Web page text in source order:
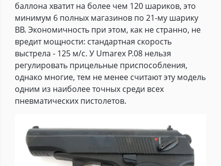
баллона хватит на более чем 120 шариков, это
минимум 6 полных магазинов по 21-му шарику
BB. Экономичность при этом, как не странно, не
вредит мощности: стандартная скорость
выстрела - 125 м/с. У Umarex P.08 нельзя
регулировать прицельные приспособления,
однако многие, тем не менее считают эту модель
одним из наиболее точных среди всех
пневматических пистолетов.